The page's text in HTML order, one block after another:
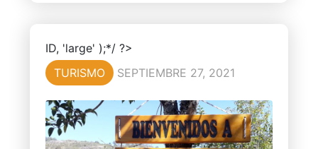
ID, 'large' );*/ ?>
TURISMO
SEPTIEMBRE 27, 2021